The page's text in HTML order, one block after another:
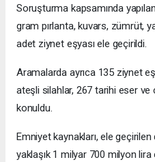
Soruşturma kapsamında
gram pırlanta, kuvars, zümrüt,
adet ziynet eşyası ele geçirildi.
Aramalarda ayrıca 135 ziynet
ateşli silahlar, 267 tarihi eser ve
konuldu.
Emniyet kaynakları, ele
yaklaşık 1 milyar 700 milyon lira